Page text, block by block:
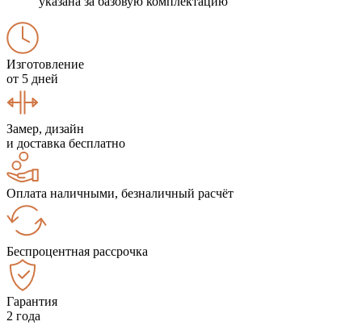
Изготовление
от 5 дней
Замер, дизайн
и доставка бесплатно
Оплата наличными, безналичный расчёт
Беспроцентная рассрочка
Гарантия
2 года